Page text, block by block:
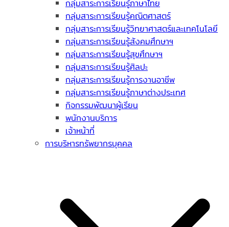
กลุ่มสาระการเรียนรู้ภาษาไทย
กลุ่มสาระการเรียนรู้คณิตศาสตร์
กลุ่มสาระการเรียนรู้วิทยาศาสตร์และเทคโนโลยี
กลุ่มสาระการเรียนรู้สังคมศึกษาฯ
กลุ่มสาระการเรียนรู้สุขศึกษาฯ
กลุ่มสาระการเรียนรู้ศิลปะ
กลุ่มสาระการเรียนรู้การงานอาชีพ
กลุ่มสาระการเรียนรู้ภาษาต่างประเทศ
กิจกรรมพัฒนาผู้เรียน
พนักงานบริการ
เจ้าหน้าที่
การบริหารทรัพยากรบุคคล